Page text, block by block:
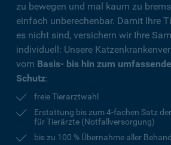
zu bewegen und mal kaum zu
einfach unberechenbar. Damit Ihre
es nicht sind, versichern wir Ihre
individuell: Unsere
vom Basis- bis hin zum
Schutz:
freie Tierarztwahl
Erstattung bis zum 4-fachen Satz
für Tierärzte (Notfallversorgung)
bis zu 100 % Übernahme aller